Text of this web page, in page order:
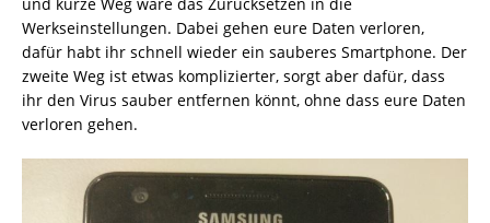
und kurze Weg wäre das Zurücksetzen in die
Werkseinstellungen. Dabei gehen eure Daten verloren,
dafür habt ihr schnell wieder ein sauberes Smartphone. Der
zweite Weg ist etwas komplizierter, sorgt aber dafür, dass
ihr den Virus sauber entfernen könnt, ohne dass eure Daten
verloren gehen.